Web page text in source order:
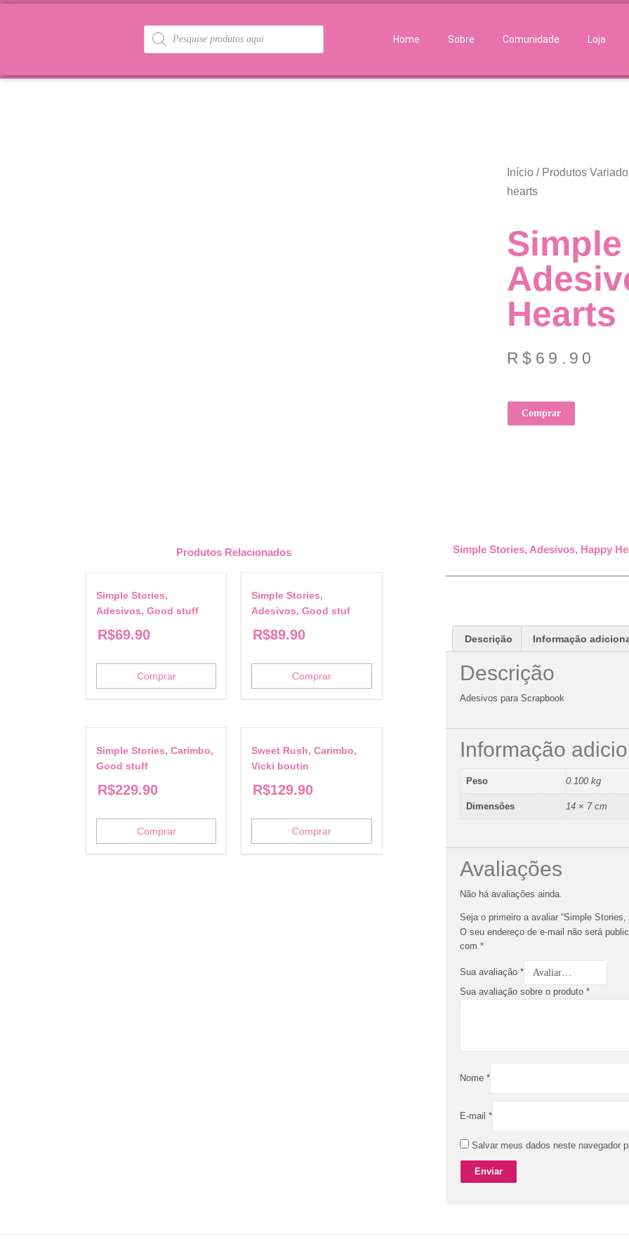
Home Sobre Comunidade Loja
Início / Produtos
hearts
Hearts
R$ 69.90
Comprar
Produtos Relacionados
Simple Stories,
Adesivos, Good stuff
R$69.90
Comprar
Simple Stories,
Adesivos, Good stuf
R$89.90
Comprar
Simple Stories, Carimbo,
Good stuff
R$229.90
Comprar
Sweet Rush, Carimbo,
Vicki boutin
R$129.90
Comprar
Simple Stories, Adesivos, Happy
Descrição Informação
Descrição
Adesivos para Scrapbook
Informação
Peso 0.100 kg
Dimensões 14 × 7 cm
Avaliações
Não há avaliações ainda.
Seja o primeiro a avaliar “Simple
O seu endereço de e-mail não será
com *
Sua avaliação *
Sua avaliação sobre o produto *
Nome *
E-mail *
Salvar meus dados neste navegador